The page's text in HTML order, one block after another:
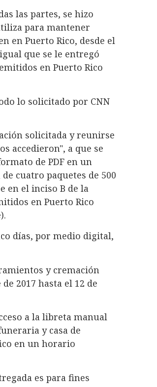
las partes, se hizo
para mantener
en Puerto Rico, desde el
que se le entregó
en Puerto Rico
lo solicitado por CNN
solicitada y reunirse
accedieron", a que se
de PDF en un
cuatro paquetes de 500
en el inciso B de la
en Puerto Rico
días, por medio digital,
y cremación
2017 hasta el 12 de
a la libreta manual
y casa de
en un horario
es para fines